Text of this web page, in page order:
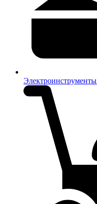
Электроинструменты